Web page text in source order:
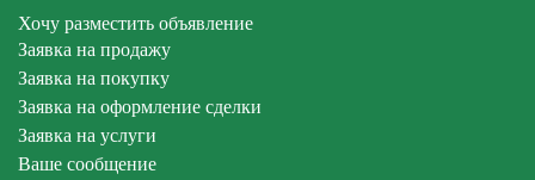
Хочу разместить объявление
Заявка на продажу
Заявка на покупку
Заявка на оформление сделки
Заявка на услуги
Ваше сообщение